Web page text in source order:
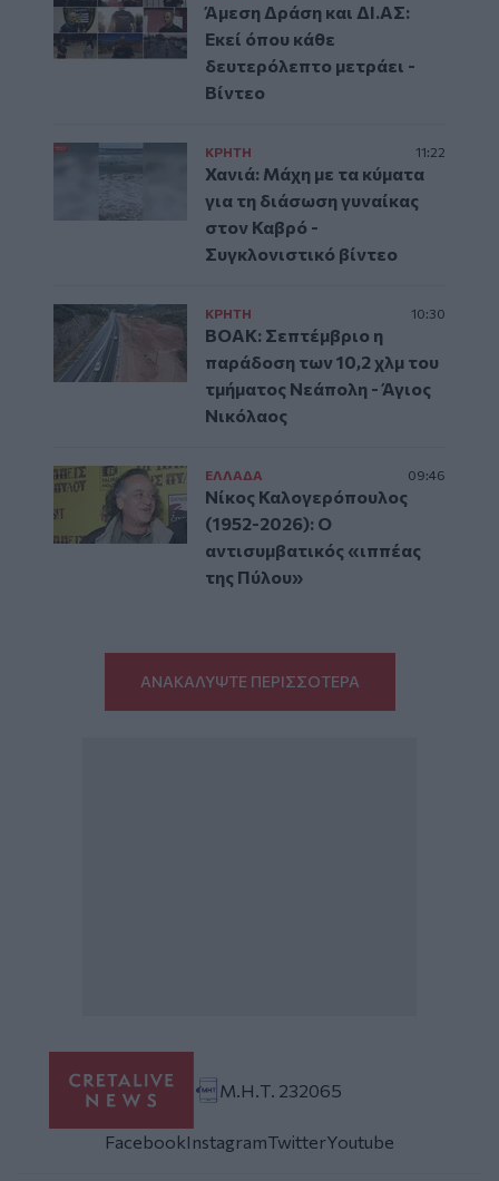
Άμεση Δράση και ΔΙ.ΑΣ:
Εκεί όπου κάθε
δευτερόλεπτο μετράει -
Βίντεο
ΚΡΗΤΗ 11:22
Χανιά: Μάχη με τα κύματα
για τη διάσωση γυναίκας
στον Καβρό -
Συγκλονιστικό βίντεο
ΚΡΗΤΗ 10:30
ΒΟΑΚ: Σεπτέμβριο η
παράδοση των 10,2 χλμ του
τμήματος Νεάπολη - Άγιος
Νικόλαος
ΕΛΛAΔΑ 09:46
Νίκος Καλογερόπουλος
(1952-2026): O
αντισυμβατικός «ιππέας
της Πύλου»
ΑΝΑΚΑΛΥΨΤΕ ΠΕΡΙΣΣΟΤΕΡΑ
Μ.Η.Τ. 232065
FacebookInstagramTwitterYoutube